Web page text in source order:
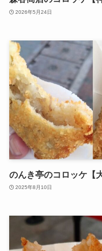
2026年5月24日
のんき亭のコロッケ【
2025年8月10日